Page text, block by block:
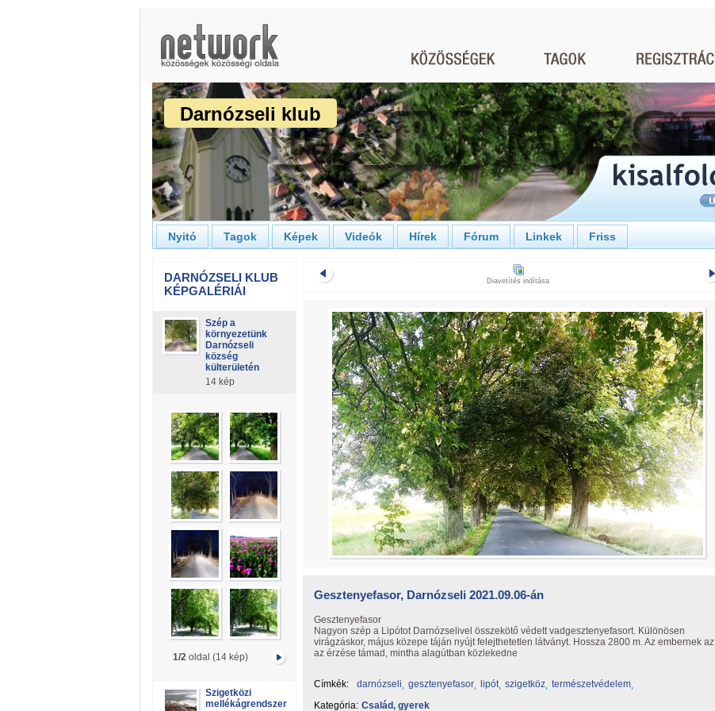
Darnózseli klub
Nyitó Tagok Képek Videók Hírek Fórum Linkek Friss
DARNÓZSELI KLUB
KÉPGALÉRIÁI
Szép a
környezetünk
Darnózseli
község
külterületén
14 kép
1/2oldal (14 kép)
Szigetközi
mellékágrendszer
Diavetítés indítása
Gesztenyefasor, Darnózseli 2021.09.06-án
Gesztenyefasor
Nagyon szép a Lipótot Darnózselivel összekötő védett vadgesztenyefasort. Különösen
virágzáskor, május közepe táján nyújt felejthetetlen látványt. Hossza 2800 m. Az embernek az
az érzése támad, mintha alagútban közlekedne
Címkék: darnózseli gesztenyefasor lipót szigetköz természetvédelem
Kategória: Család, gyerek